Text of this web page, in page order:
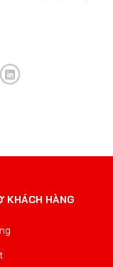
KHÁCH HÀNG